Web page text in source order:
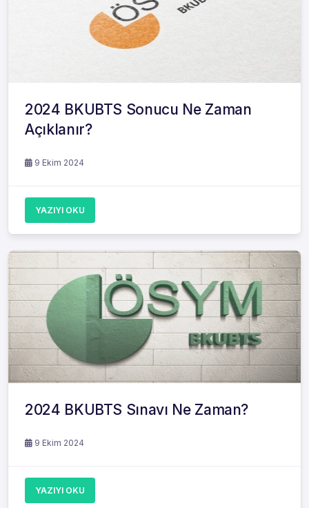
2024 BKUBTS Sonucu Ne Zaman
Açıklanır?
9 Ekim 2024
YAZIYI OKU
2024 BKUBTS Sınavı Ne Zaman?
9 Ekim 2024
YAZIYI OKU